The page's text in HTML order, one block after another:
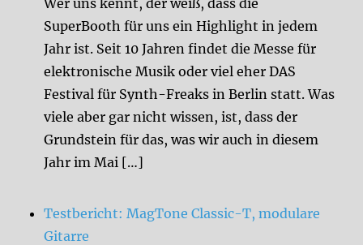
Wer uns kennt, der weiß, dass die
SuperBooth für uns ein Highlight in jedem
Jahr ist. Seit 10 Jahren findet die Messe für
elektronische Musik oder viel eher DAS
Festival für Synth-Freaks in Berlin statt. Was
viele aber gar nicht wissen, ist, dass der
Grundstein für das, was wir auch in diesem
Jahr im Mai […]
Testbericht: MagTone Classic-T, modulare
Gitarre